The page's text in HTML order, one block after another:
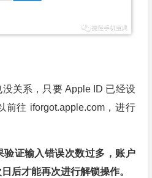
关系，只要 Apple ID 已经设
前往 iforgot.apple.com，进行
验证输入错误次数过多，账户
后才能再次进行解锁操作。